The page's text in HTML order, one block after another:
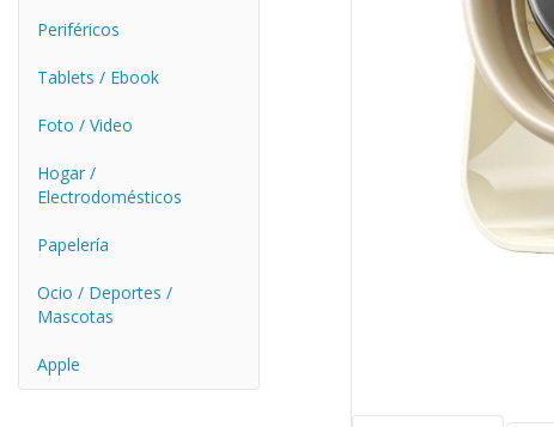
Periféricos
Tablets / Ebook
Foto / Video
Hogar /
Electrodomésticos
Papelería
Ocio / Deportes /
Mascotas
Apple